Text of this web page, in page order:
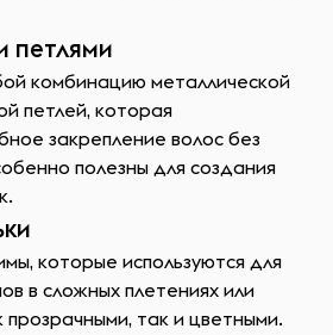
петлями
комбинацию металлической
петлей, которая
закрепление волос без
полезны для создания
которые используются для
в сложных плетениях или
прозрачными, так и цветными.